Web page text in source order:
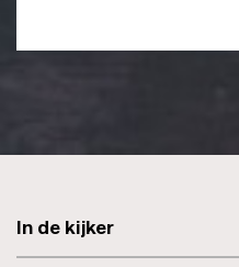
In de kijker